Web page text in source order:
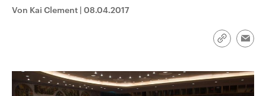
und Hintergründe zu den Parteien
und Kandidaten der anstehenden
Sendungen Programm
Von Kai Clement | 08.04.2017
Link